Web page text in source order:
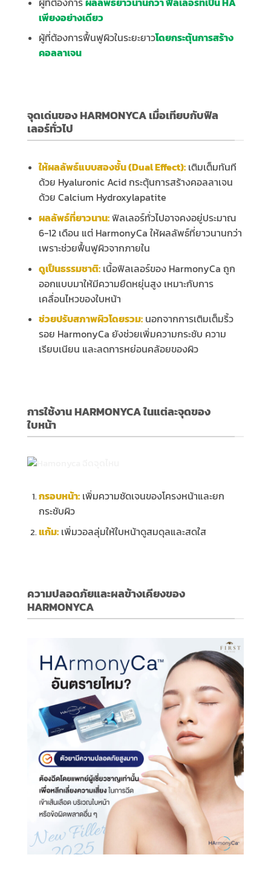
เพียงอย่างเดียว
ผู้ที่ต้องการฟื้นฟูผิวในระยะยาวโดยกระตุ้นการสร้าง
คอลลาเจน
จุดเด่นของ HARMONYCA เมื่อเทียบกับฟิล
เลอร์ทั่วไป
ให้ผลลัพธ์แบบสองชั้น (Dual Effect): เติมเต็มทันที
ด้วย Hyaluronic Acid กระตุ้นการสร้างคอลลาเจน
ด้วย Calcium Hydroxylapatite
ผลลัพธ์ที่ยาวนาน:ฟิลเลอร์ทั่วไปอาจคงอยู่ประมาณ
6-12 เดือน แต่ HarmonyCa ให้ผลลัพธ์ที่ยาวนานกว่า
เพราะช่วยฟื้นฟูผิวจากภายใน
ดูเป็นธรรมชาติ: เนื้อฟิลเลอร์ของ HarmonyCa ถูก
ออกแบบมาให้มีความยืดหยุ่นสูง เหมาะกับการ
เคลื่อนไหวของใบหน้า
ช่วยปรับสภาพผิวโดยรวม: นอกจากการเติมเต็มริ้ว
รอย HarmonyCa ยังช่วยเพิ่มความกระชับ ความ
เรียบเนียน และลดการหย่อนคล้อยของผิว
การใช้งาน HARMONYCA ในแต่ละจุดของ
ใบหน้า
กรอบหน้า: เพิ่มความชัดเจนของโครงหน้าและยก
กระชับผิว
แก้ม: เพิ่มวอลลุ่มให้ใบหน้าดูสมดุลและสดใส
ความปลอดภัยและผลข้างเคียงของ
HARMONYCA